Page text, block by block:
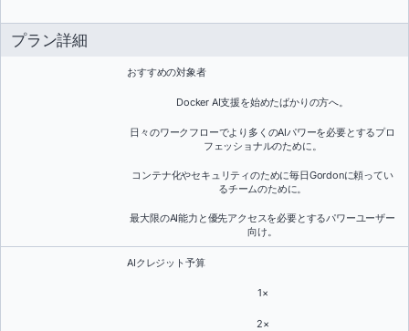
プラン詳細
おすすめの対象者
Docker AI支援を始めたばかりの方へ。
日々のワークフローでより多くのAIパワーを必要とするプロ
フェッショナルのために。
コンテナ化やセキュリティのために毎日Gordonに頼ってい
るチームのために。
最大限のAI能力と優先アクセスを必要とするパワーユーザー
向け。
AIクレジット予算
1×
2×